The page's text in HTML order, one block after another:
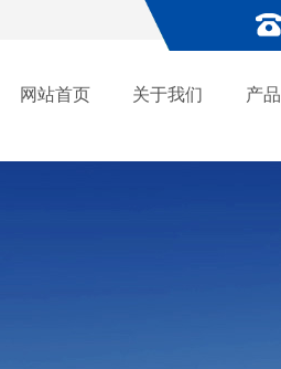
网站首页 关于我们 产